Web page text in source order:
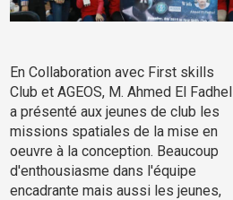
En Collaboration avec First skills
Club et AGEOS, M. Ahmed El Fadhel
a présenté aux jeunes de club les
missions spatiales de la mise en
oeuvre à la conception. Beaucoup
d'enthousiasme dans l'équipe
encadrante mais aussi les jeunes,